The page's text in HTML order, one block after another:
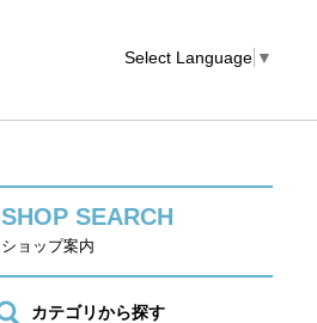
Select Language ▼
SHOP SEARCH
ショップ案内
カテゴリから探す